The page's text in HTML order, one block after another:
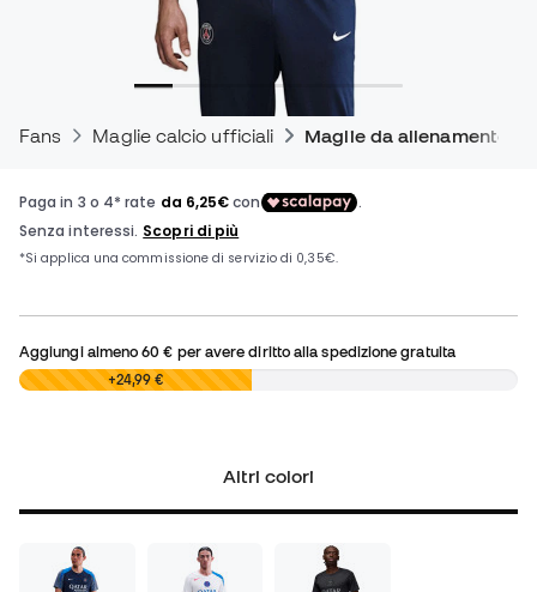
Fans Maglie calcio ufficiali Maglie da allenamento
Aggiungi almeno60 € per avere diritto alla spedizione gratuita
0,00 € +24,99 €
Altri colori